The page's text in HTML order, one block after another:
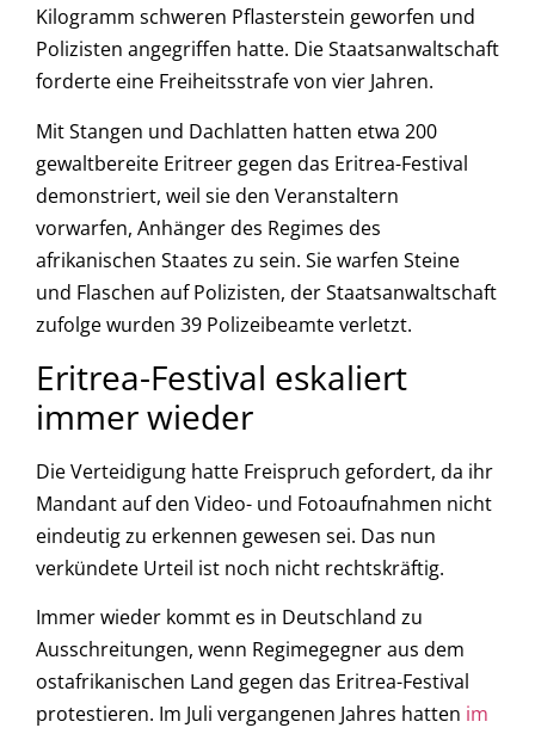
Kilogramm schweren Pflasterstein geworfen und
Polizisten angegriffen hatte. Die Staatsanwaltschaft
forderte eine Freiheitsstrafe von vier Jahren.
Mit Stangen und Dachlatten hatten etwa 200
gewaltbereite Eritreer gegen das Eritrea-Festival
demonstriert, weil sie den Veranstaltern
vorwarfen, Anhänger des Regimes des
afrikanischen Staates zu sein. Sie warfen Steine
und Flaschen auf Polizisten, der Staatsanwaltschaft
zufolge wurden 39 Polizeibeamte verletzt.
Eritrea-Festival eskaliert
immer wieder
Die Verteidigung hatte Freispruch gefordert, da ihr
Mandant auf den Video- und Fotoaufnahmen nicht
eindeutig zu erkennen gewesen sei. Das nun
verkündete Urteil ist noch nicht rechtskräftig.
Immer wieder kommt es in Deutschland zu
Ausschreitungen, wenn Regimegegner aus dem
ostafrikanischen Land gegen das Eritrea-Festival
protestieren. Im Juli vergangenen Jahres hatten im